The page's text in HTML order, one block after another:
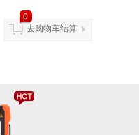
0
去购物车结算